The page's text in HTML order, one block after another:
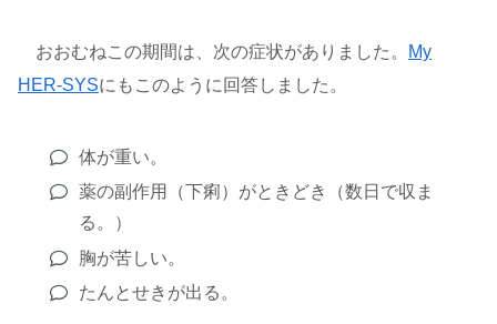
おおむねこの期間は、次の症状がありました。
My
HER-SYSにもこのように回答しました。
体が重い。
薬の副作用（下痢）がときどき（数日で収ま
る。）
胸が苦しい。
たんとせきが出る。